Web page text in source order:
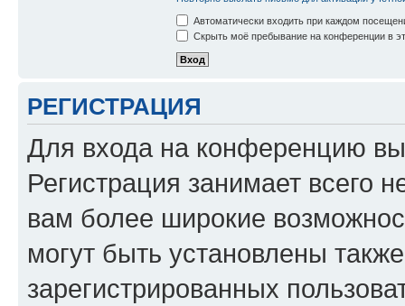
Автоматически входить при каждом
Скрыть моё пребывание на конференции в
РЕГИСТРАЦИЯ
Для входа на конференцию
Регистрация занимает всего
вам более широкие
могут быть установлены
зарегистрированных